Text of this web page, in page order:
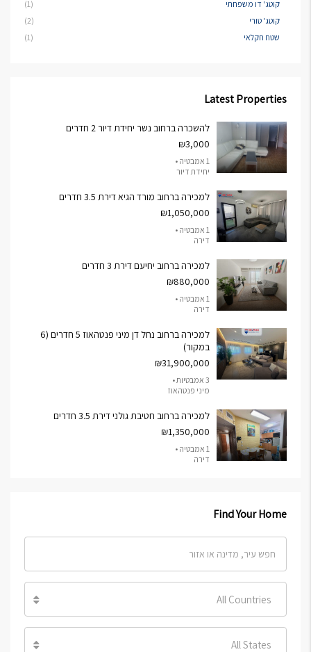
קוטג' דו משפחתי
(1)
קוטג' טורי
(2)
שטח חקלאי
(1)
Latest Properties
להשכרה ברחוב נשר יחידת דיור 2 חדרים
₪3,000
1 אמבטיה •
יחידת דיור
למכירה ברחוב מורד הגיא דירת 3.5 חדרים
₪1,050,000
1 אמבטיה •
דירה
למכירה ברחוב יחיעם דירת 3 חדרים
₪880,000
1 אמבטיה •
דירה
למכירה ברחוב נחל דן מיני פנטהאוז 5 חדרים (6
במקור)
₪31,900,000
3 אמבטיות •
מיני פנטהאוז
למכירה ברחוב חטיבת גולני דירת 3.5 חדרים
₪1,350,000
1 אמבטיה •
דירה
Find Your Home
All Countries
All States